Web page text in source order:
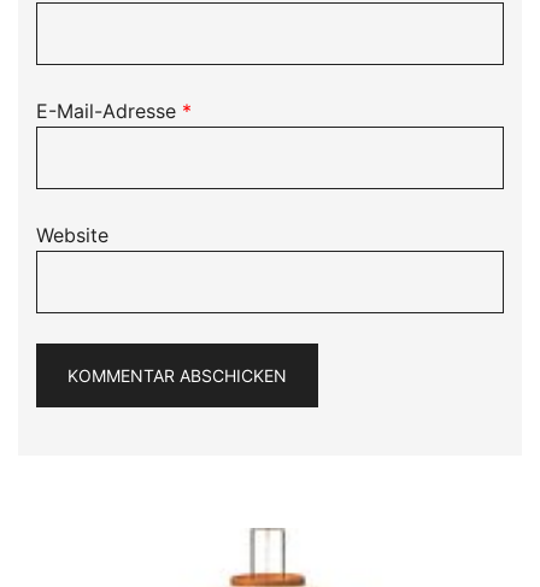
E-Mail-Adresse *
Website